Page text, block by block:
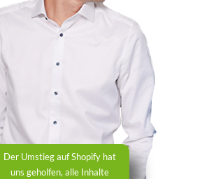
Der Umstieg auf Shopify hat
uns geholfen, alle Inhalte